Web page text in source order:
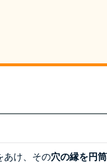
あけ、その穴の縁を円